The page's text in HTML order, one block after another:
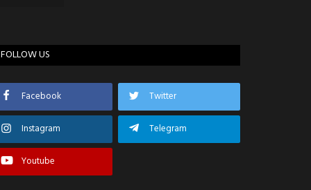
FOLLOW US
Facebook Twitter
Instagram Telegram
Youtube